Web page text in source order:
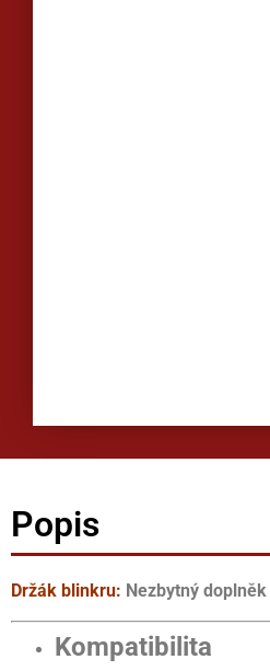
Popis
Držák blinkru: Nezbytný
Kompatibilita